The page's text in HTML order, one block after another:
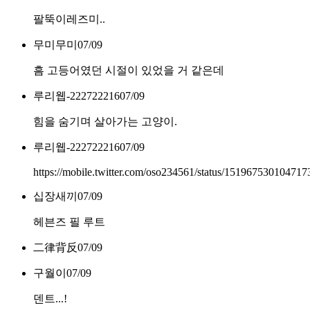
팔뚝이레즈미..
무미무미 07/09
흠 고등어였던 시절이 있었을 거 같은데
루리웹-22272221607/09
힘을 숨기며 살아가는 고양이.
루리웹-22272221607/09
https://mobile.twitter.com/oso234561/status/
십장새끼 07/09
헤븐즈 필 루트
二律背反07/09
구월이 07/09
덴트...!